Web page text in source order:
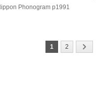
Phonogram p1991
1 2